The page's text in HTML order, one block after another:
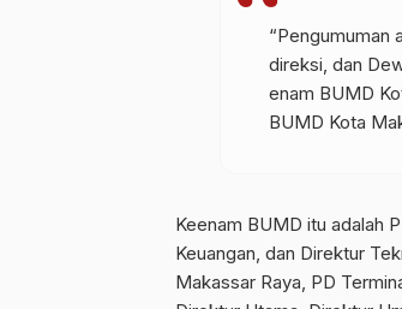
“Pengumuman
direksi, dan
enam BUMD
BUMD Kota
Keenam BUMD itu adalah
Keuangan, dan Direktur
Makassar Raya, PD